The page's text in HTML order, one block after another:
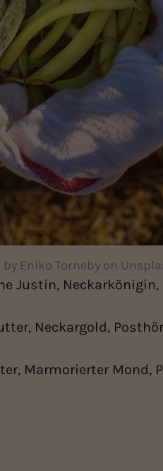
Eniko Torneby on
Justin, Neckarkönigin,
Neckargold,
Marmorierter Mond,